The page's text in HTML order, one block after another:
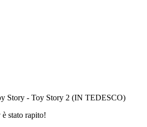
Story - Toy Story 2 (IN TEDESCO)
stato rapito!